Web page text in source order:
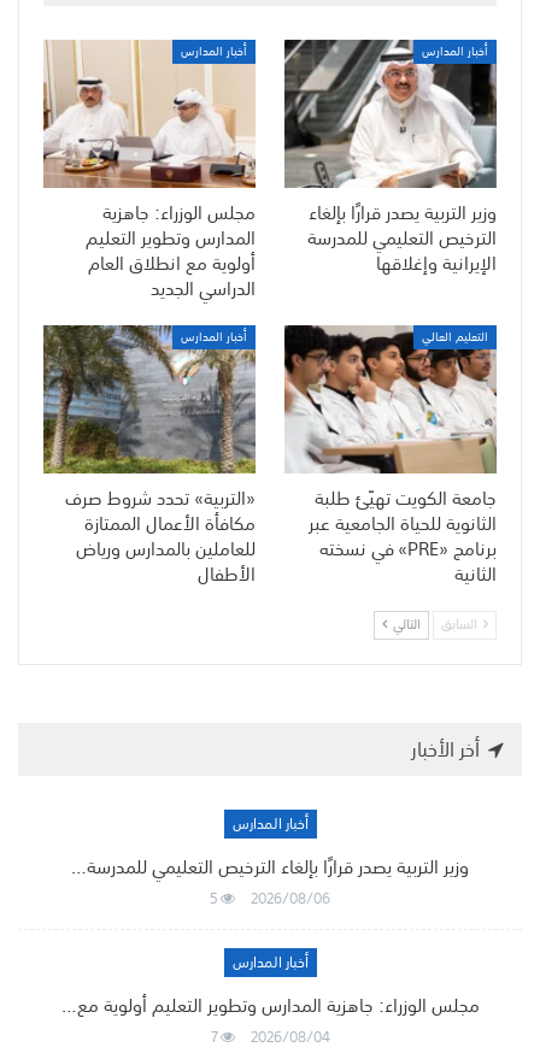
أخبار المدارس
وزير التربية يصدر قرارًا بإلغاء
الترخيص التعليمي للمدرسة
الإيرانية وإغلاقها
أخبار المدارس
مجلس الوزراء: جاهزية
المدارس وتطوير التعليم
أولوية مع انطلاق العام
الدراسي الجديد
التعليم العالي
جامعة الكويت تهيّئ طلبة
الثانوية للحياة الجامعية عبر
برنامج «PRE» في نسخته
الثانية
أخبار المدارس
«التربية» تحدد شروط صرف
مكافأة الأعمال الممتازة
للعاملين بالمدارس ورياض
الأطفال
السابق التالي
أخر الأخبار
أخبار المدارس
وزير التربية يصدر قرارًا بإلغاء الترخيص التعليمي للمدرسة…
2026/08/06
5
أخبار المدارس
مجلس الوزراء: جاهزية المدارس وتطوير التعليم أولوية مع…
2026/08/04
7